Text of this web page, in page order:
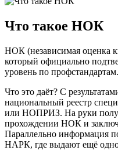
Что такое НОК
НОК (независимая оценка
который официально
уровень по профстандартам.
Что это даёт? С
национальный реестр
или НОПРИЗ. На руки
прохождении НОК и
Параллельно информация
НАРК, где выдают ещё одно